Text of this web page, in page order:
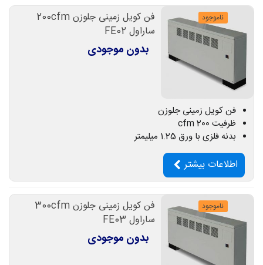
ناموجود
فن کویل زمینی جلوزن 200cfm
ساراول FE02
بدون موجودی
فن کویل زمینی جلوزن
ظرفیت 200 cfm
بدنه فلزی با ورق 1.25 میلیمتر
اطلاعات بیشتر
ناموجود
فن کویل زمینی جلوزن 300cfm
ساراول FE03
بدون موجودی